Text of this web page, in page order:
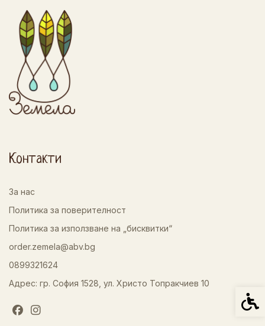
Контакти
За нас
Политика за поверителност
Политика за използване на „бисквитки“
order.zemela@abv.bg
0899321624
Адрес: гр. София 1528, ул. Христо Топракчиев 10